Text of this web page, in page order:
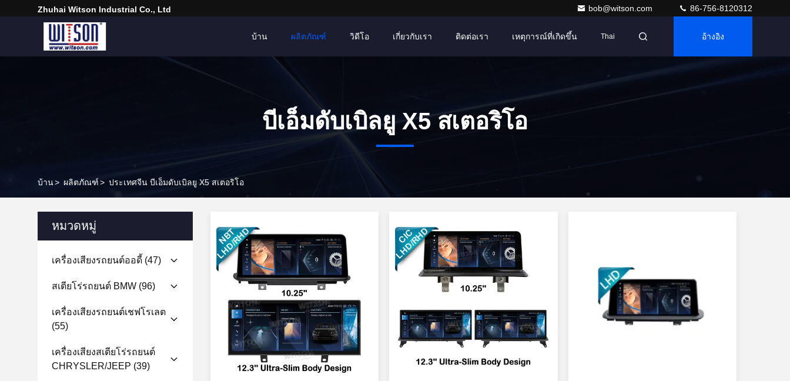
Zhuhai Witson Industrial Co., Ltd bob@witson.com 86-756-8120312
บ้าน ผลิตภัณฑ์ วิดีโอ เกี่ยวกับเรา ติดต่อเรา เหตุการณ์ที่เกิดขึ้น Thai อ้างอิง
บีเอ็มดับเบิลยู X5 สเตอริโอ
บ้าน> ผลิตภัณฑ์> ประเทศจีน บีเอ็มดับเบิลยู X5 สเตอริโอ
หมวดหมู่
เครื่องเสียงรถยนต์ออดี้ (47)
สเตียโร่รถยนต์ BMW (96)
เครื่องเสียงรถยนต์เชฟโรเลต
(55)
เครื่องเสียงสเตียโร่รถยนต์
CHRYSLER/JEEP (39)